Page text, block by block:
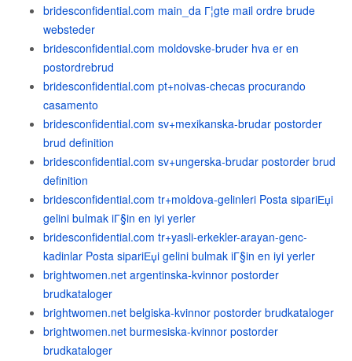
bridesconfidential.com main_da Г¦gte mail ordre brude
websteder
bridesconfidential.com moldovske-bruder hva er en
postordrebrud
bridesconfidential.com pt+noivas-checas procurando
casamento
bridesconfidential.com sv+mexikanska-brudar postorder
brud definition
bridesconfidential.com sv+ungerska-brudar postorder brud
definition
bridesconfidential.com tr+moldova-gelinleri Posta sipariЕџi
gelini bulmak iГ§in en iyi yerler
bridesconfidential.com tr+yasli-erkekler-arayan-genc-
kadinlar Posta sipariЕџi gelini bulmak iГ§in en iyi yerler
brightwomen.net argentinska-kvinnor postorder
brudkataloger
brightwomen.net belgiska-kvinnor postorder brudkataloger
brightwomen.net burmesiska-kvinnor postorder
brudkataloger